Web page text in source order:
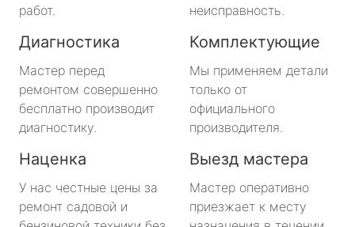
работ.
неисправность.
Диагностика
Мастер перед
ремонтом совершенно
бесплатно производит
диагностику.
Комплектующие
Мы применяем детали
только от
официального
производителя.
Наценка
У нас честные цены за
ремонт садовой и
Выезд мастера
Мастер оперативно
приезжает к месту